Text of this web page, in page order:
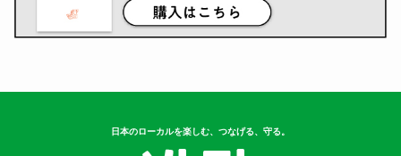
日本のローカルを楽しむ、つなげる、守る。